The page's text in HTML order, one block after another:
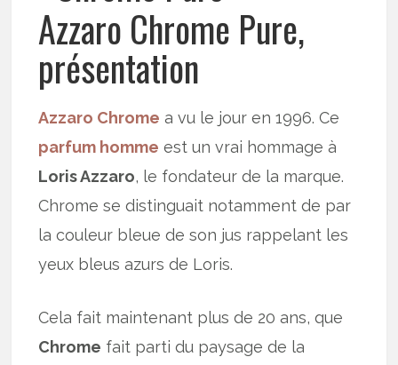
Azzaro Chrome Pure,
présentation
Azzaro Chrome a vu le jour en 1996. Ce
parfum homme est un vrai hommage à
Loris Azzaro, le fondateur de la marque.
Chrome se distinguait notamment de par
la couleur bleue de son jus rappelant les
yeux bleus azurs de Loris.
Cela fait maintenant plus de 20 ans, que
Chrome fait parti du paysage de la